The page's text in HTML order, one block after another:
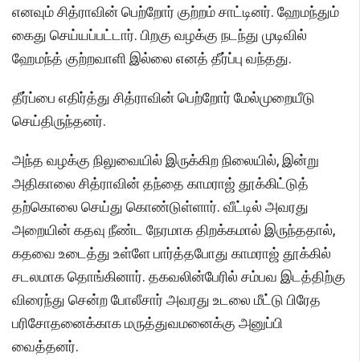
எனவும் சித்ராவின் பெற்றோர் குற்றம் சாட்டினர். ஹேமந்தும்
கைது செய்யப்பட்டார். பிறகு வழக்கு நடந்து முடிவில்
ஹேமந்த் குற்றவாளி இல்லை எனத் தீர்ப்பு வந்தது.
தீர்ப்பை எதிர்த்து சித்ராவின் பெற்றோர் மேல்முறையீடு
செய்திருந்தனர்.
அந்த வழக்கு நிலுவையில் இருக்கிற நிலையில், இன்று
அதிகாலை சித்ராவின் தந்தை காமராஜ் தூக்கிட்டுத்
தற்கொலை செய்து கொண்டுள்ளார். வீட்டில் அவரது
அறையின் கதவு நீண்ட நேரமாக திறக்கமால் இருந்ததால்,
கதவை உடைத்து உள்ளே பார்த்தபோது காமராஜ் தூக்கில்
சடலமாக தொங்கினார். தகவலின்பேரில் சம்பவ இடத்திற்கு
விரைந்து சென்ற போலீசார் அவரது உடலை மீட்டு பிரேத
பரிசோதனைக்காக மருத்துவமனைக்கு அனுப்பி
வைத்தனர்.